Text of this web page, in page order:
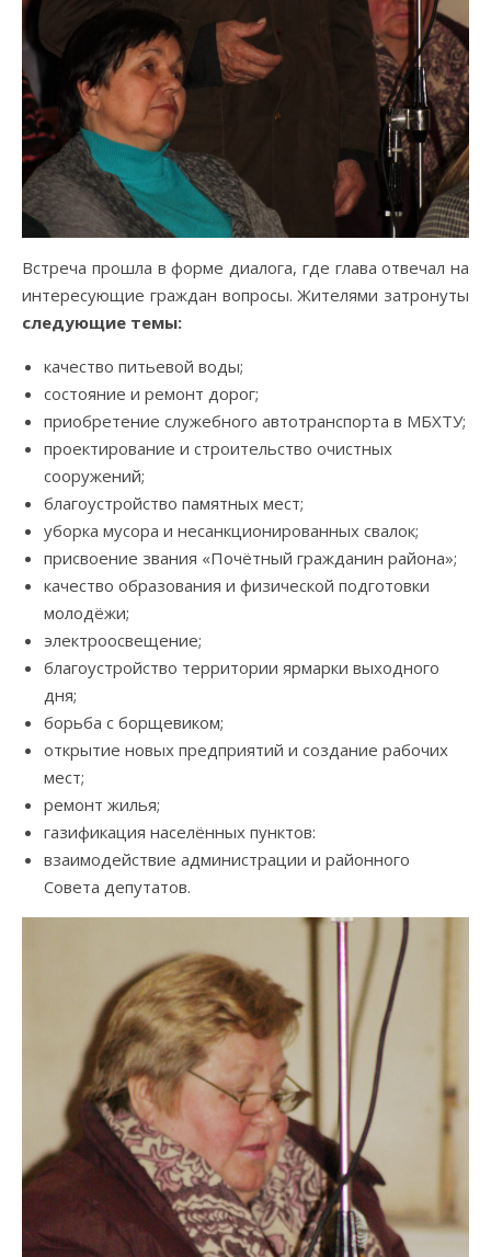
Встреча прошла в форме диалога, где глава отвечал на
интересующие граждан вопросы. Жителями затронуты
следующие темы:
качество питьевой воды;
состояние и ремонт дорог;
приобретение служебного автотранспорта в МБХТУ;
проектирование и строительство очистных
сооружений;
благоустройство памятных мест;
уборка мусора и несанкционированных свалок;
присвоение звания «Почётный гражданин района»;
качество образования и физической подготовки
молодёжи;
электроосвещение;
благоустройство территории ярмарки выходного
дня;
борьба с борщевиком;
открытие новых предприятий и создание рабочих
мест;
ремонт жилья;
газификация населённых пунктов:
взаимодействие администрации и районного
Совета депутатов.